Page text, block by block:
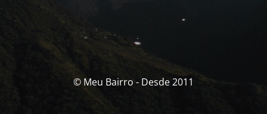
© Meu Bairro - Desde 2011